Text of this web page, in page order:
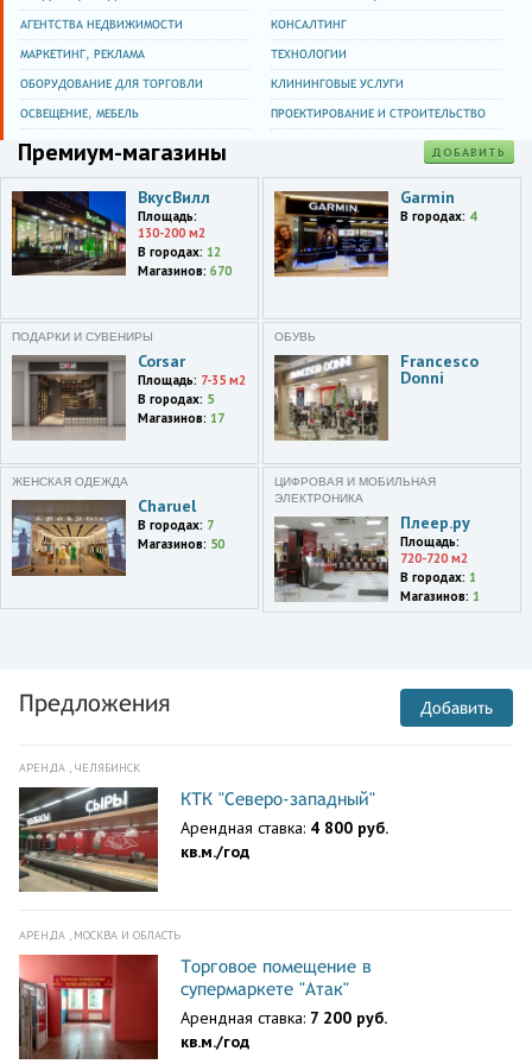
Москва
ул. Кировоградская,13а,ТРЦ
Колумбус,эт. 1
Москва
Кутузовский проспект,57вл3
Москва
Головинское ш.,5,корп.1
Москва
проспект Вернадского,86А
Щукинская улица,42
Москва
улица Перерва,43,корп. 1
Москва и область
ул. Профсоюзная, д. 129А
Принц Плаза
Москва
2,Fashion avenue
Москва
МКАД,24 км,ТЦ Вегас,эт. 2
Москва
Планерная улица,7,ТЦ
самовывоза
Московская область
Мытищи,Шараповский
проезд,вл. 2,ТЦ Красный
Кит,1 эт.
АГЕНТСТВА НЕДВИЖИМОСТИ КОНСАЛТИНГ
МАРКЕТИНГ, РЕКЛАМА ТЕХНОЛОГИИ
ОБОРУДОВАНИЕ ДЛЯ ТОРГОВЛИ КЛИНИНГОВЫЕ УСЛУГИ
ОСВЕЩЕНИЕ, МЕБЕЛЬ ПРОЕКТИРОВАНИЕ И СТРОИТЕЛЬСТВО
ДОБАВИТЬ
Премиум-магазины
ВкусВилл
Площадь:
130-200 м2
В городах: 12
Магазинов: 670
Garmin
В городах: 4
ПОДАРКИ И СУВЕНИРЫ
Corsar
Площадь: 7-35 м2
В городах: 5
Магазинов: 17
ОБУВЬ
Francesco
Donni
ЖЕНСКАЯ ОДЕЖДА
Charuel
В городах: 7
Магазинов: 50
ЦИФРОВАЯ И МОБИЛЬНАЯ
ЭЛЕКТРОНИКА
Плеер.ру
Площадь:
720-720 м2
В городах: 1
Магазинов: 1
Предложения Добавить
АРЕНДА , ЧЕЛЯБИНСК
КТК "Северо-западный"
Арендная ставка: 4 800 руб.
кв.м./год
АРЕНДА , МОСКВА И ОБЛАСТЬ
Торговое помещение в
супермаркете "Атак"
Арендная ставка: 7 200 руб.
кв.м./год